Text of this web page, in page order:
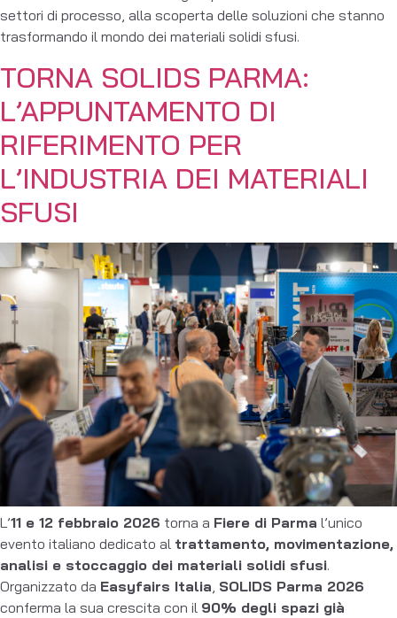
settori di processo, alla scoperta delle soluzioni che stanno
trasformando il mondo dei materiali solidi sfusi.
TORNA SOLIDS PARMA:
L’APPUNTAMENTO DI
RIFERIMENTO PER
L’INDUSTRIA DEI MATERIALI
SFUSI
L’11 e 12 febbraio 2026 torna a Fiere di Parma l’unico
evento italiano dedicato al trattamento, movimentazione,
analisi e stoccaggio dei materiali solidi sfusi.
Organizzato da Easyfairs Italia, SOLIDS Parma 2026
conferma la sua crescita con il 90% degli spazi già